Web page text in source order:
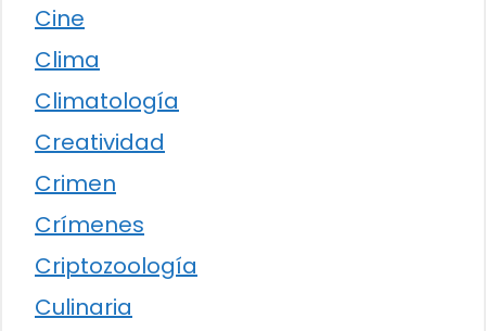
Cine
Clima
Climatología
Creatividad
Crimen
Crímenes
Criptozoología
Culinaria